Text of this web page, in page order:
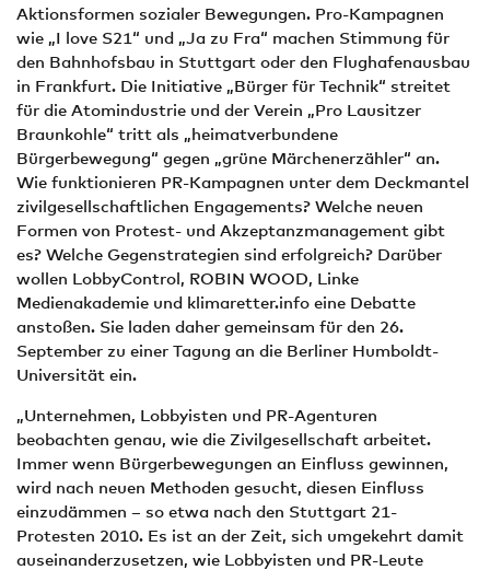
Aktionsformen sozialer Bewegungen. Pro-Kampagnen
wie „I love S21“ und „Ja zu Fra“ machen Stimmung für
den Bahnhofsbau in Stuttgart oder den Flughafenausbau
in Frankfurt. Die Initiative „Bürger für Technik“ streitet
für die Atomindustrie und der Verein „Pro Lausitzer
Braunkohle“ tritt als „heimatverbundene
Bürgerbewegung“ gegen „grüne Märchenerzähler“ an.
Wie funktionieren PR-Kampagnen unter dem Deckmantel
zivilgesellschaftlichen Engagements? Welche neuen
Formen von Protest- und Akzeptanzmanagement gibt
es? Welche Gegenstrategien sind erfolgreich? Darüber
wollen LobbyControl, ROBIN WOOD, Linke
Medienakademie und klimaretter.info eine Debatte
anstoßen. Sie laden daher gemeinsam für den 26.
September zu einer Tagung an die Berliner Humboldt-
Universität ein.
„Unternehmen, Lobbyisten und PR-Agenturen
beobachten genau, wie die Zivilgesellschaft arbeitet.
Immer wenn Bürgerbewegungen an Einfluss gewinnen,
wird nach neuen Methoden gesucht, diesen Einfluss
einzudämmen – so etwa nach den Stuttgart 21-
Protesten 2010. Es ist an der Zeit, sich umgekehrt damit
auseinanderzusetzen, wie Lobbyisten und PR-Leute